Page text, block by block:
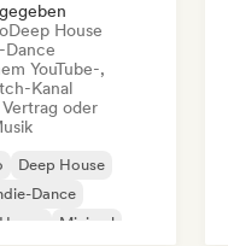
Deep House
Dance
YouTube-,
Kanal
oder
Deep House
Dance
Minimal